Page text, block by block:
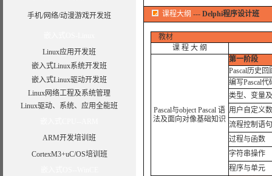
手机/网络/动漫游戏开发班
Linux应用开发班
嵌入式Linux系统开发班
嵌入式Linux驱动开发班
Linux网络工程及系统管理
Linux驱动、系统、应用全能班
ARM开发培训班
CortexM3+uC/OS培训班
课程大纲 --- Delphi程序设计班
教材
课 程 大 纲
Pascal与object Pascal 语
法及面向对像基础知识
第一阶段
Pascal历史回
编写Pascal代
类型、变量
用户自定义
流程控制语句
过程与函数
字符串操作
程序与单元